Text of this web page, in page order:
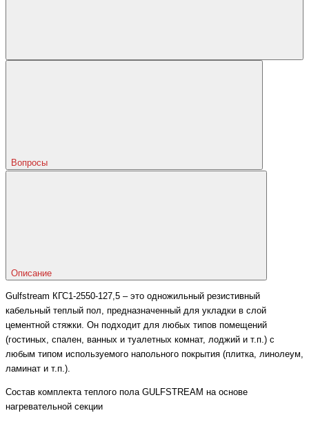
Вопросы
Описание
Gulfstream КГС1-2550-127,5 – это одножильный резистивный
кабельный теплый пол, предназначенный для укладки в слой
цементной стяжки. Он подходит для любых типов помещений
(гостиных, спален, ванных и туалетных комнат, лоджий и т.п.) с
любым типом используемого напольного покрытия (плитка, линолеум,
ламинат и т.п.).
Состав комплекта теплого пола GULFSTREAM на основе
нагревательной секции